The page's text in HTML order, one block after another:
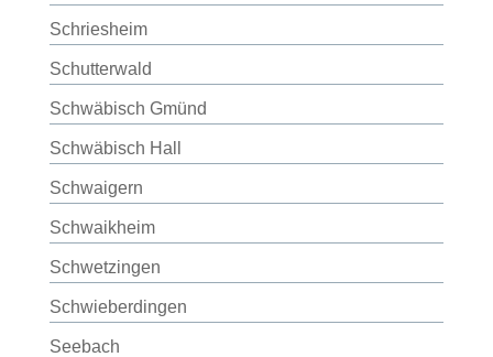
Schriesheim
Schutterwald
Schwäbisch Gmünd
Schwäbisch Hall
Schwaigern
Schwaikheim
Schwetzingen
Schwieberdingen
Seebach